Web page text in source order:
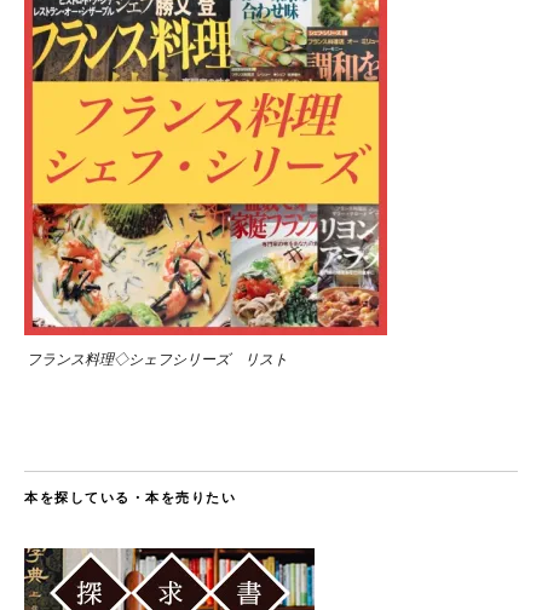
フランス料理◇シェフシリーズ リスト
本を探している・本を売りたい